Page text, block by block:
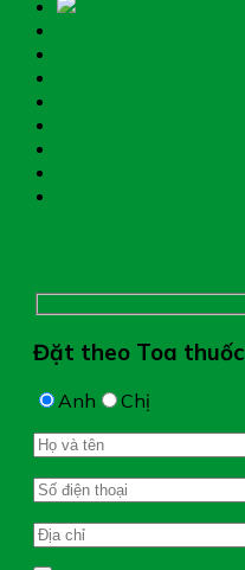
Đặt theo Toa thuốc
Anh Chị